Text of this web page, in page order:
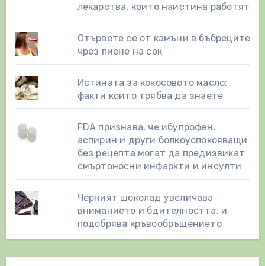
лекарства, които наистина работят
Отървете се от камъни в бъбреците
чрез пиене на сок
Истината за кокосовото масло:
факти които трябва да знаете
FDA признава, че ибупрофен,
аспирин и други болкоуспокояващи
без рецепта могат да предизвикат
смъртоносни инфаркти и инсулти
Черният шоколад увеличава
вниманието и бдителността, и
подобрява кръвообръщението